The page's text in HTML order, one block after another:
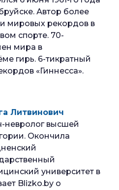
Автор более
мировых рекордов в
спорте. 70-
мира в
гирь. 6-тикратный
«Гиннесса».
Литвинович
невролог высшей
Окончила
университет в
Blizko.by о